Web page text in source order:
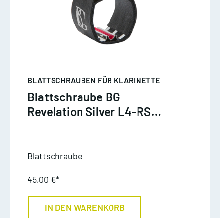
BLATTSCHRAUBEN FÜR KLARINETTE
Blattschraube BG
Revelation Silver L4-RS
Blattschraube
45,00 €*
IN DEN WARENKORB